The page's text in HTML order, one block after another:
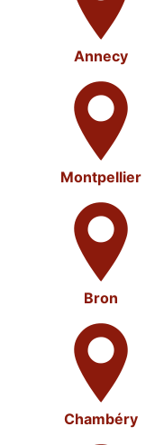
Annecy
Montpellier
Bron
Chambéry